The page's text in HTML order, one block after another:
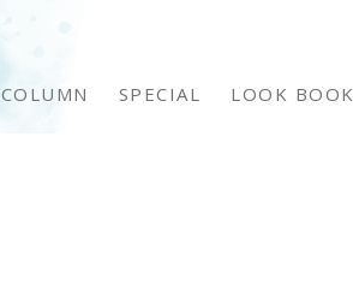
COLUMN SPECIAL LOOK BOOK